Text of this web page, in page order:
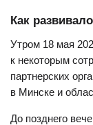
Как
Утром 18 мая
к некоторым
партнерских
в Минске и
До позднего